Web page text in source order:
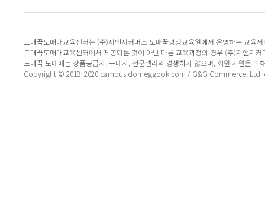
도매꾹도매매교육센터는 (주)지앤지커머스 도매꾹평생교육원에서 운영하는 교육
도매꾹도매매교육센터에서 제공되는 것이 아닌 다른 교육과정의 경우 (주)지앤지
도매꾹 도매매는 상품공급사, 구매사, 전문셀러와 경쟁하지 않으며, 회원 지원을 위
Copyright © 2018~2020 campus.domeggook.com / G&G Commerce, Ltd.